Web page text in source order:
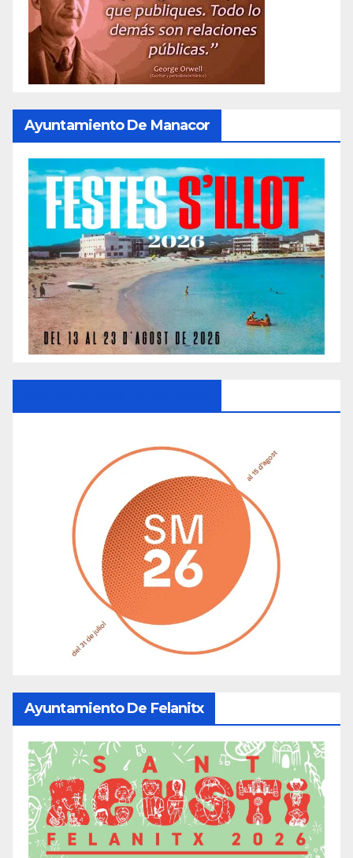
Ayuntamiento De Manacor
Ayuntamiento De Felanitx